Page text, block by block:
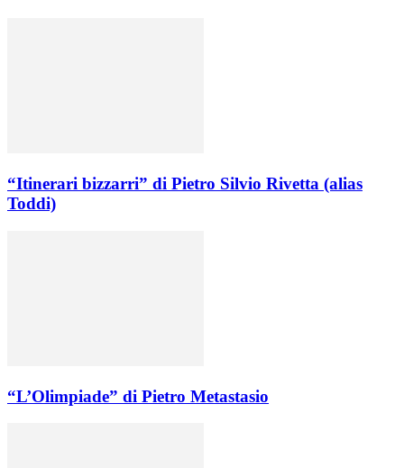
“Itinerari bizzarri” di Pietro Silvio Rivetta (alias
Toddi)
“L’Olimpiade” di Pietro Metastasio